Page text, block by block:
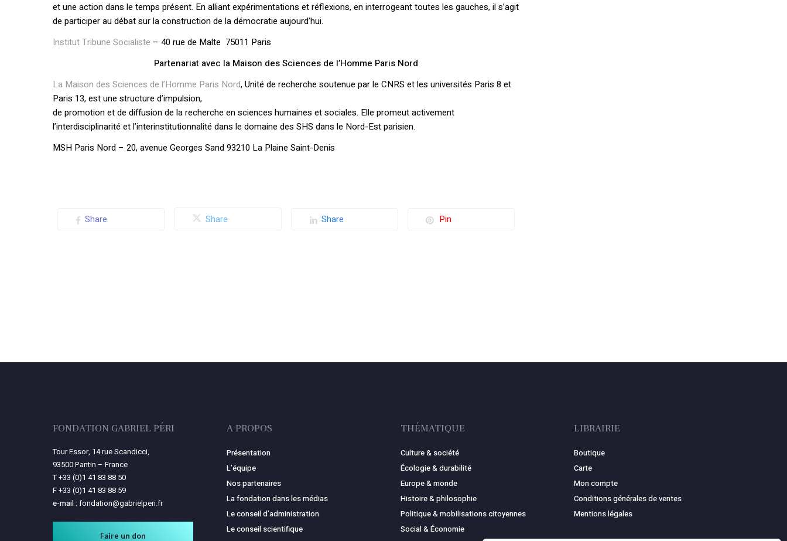
et une action dans le temps présent. En alliant expérimentations et réflexions, en interrogeant toutes les gauches, il s’agit
de participer au débat sur la construction de la démocratie aujourd’hui.
Institut Tribune Socialiste – 40 rue de Malte 75011 Paris
Partenariat avec la Maison des Sciences de l’Homme Paris Nord
La Maison des Sciences de l’Homme Paris Nord, Unité de recherche soutenue par le CNRS et les universités Paris 8 et
Paris 13, est une structure d’impulsion,
de promotion et de diffusion de la recherche en sciences humaines et sociales. Elle promeut activement
l’interdisciplinarité et l’interinstitutionnalité dans le domaine des SHS dans le Nord-Est parisien.
MSH Paris Nord – 20, avenue Georges Sand 93210 La Plaine Saint-Denis
Share Share Share Pin
FONDATION GABRIEL PÉRI
Tour Essor, 14 rue Scandicci,
93500 Pantin – France
T+33 (0)1 41 83 88 50
F+33 (0)1 41 83 88 59
e-mail : fondation@gabrielperi.fr
Faire un don
A PROPOS
Présentation
L’équipe
Nos partenaires
La fondation dans les médias
Le conseil d’administration
Le conseil scientifique
THÉMATIQUE
Culture & société
Écologie & durabilité
Europe & monde
Histoire & philosophie
Politique & mobilisations citoyennes
Social & Économie
LIBRAIRIE
Boutique
Carte
Mon compte
Conditions générales de ventes
Mentions légales